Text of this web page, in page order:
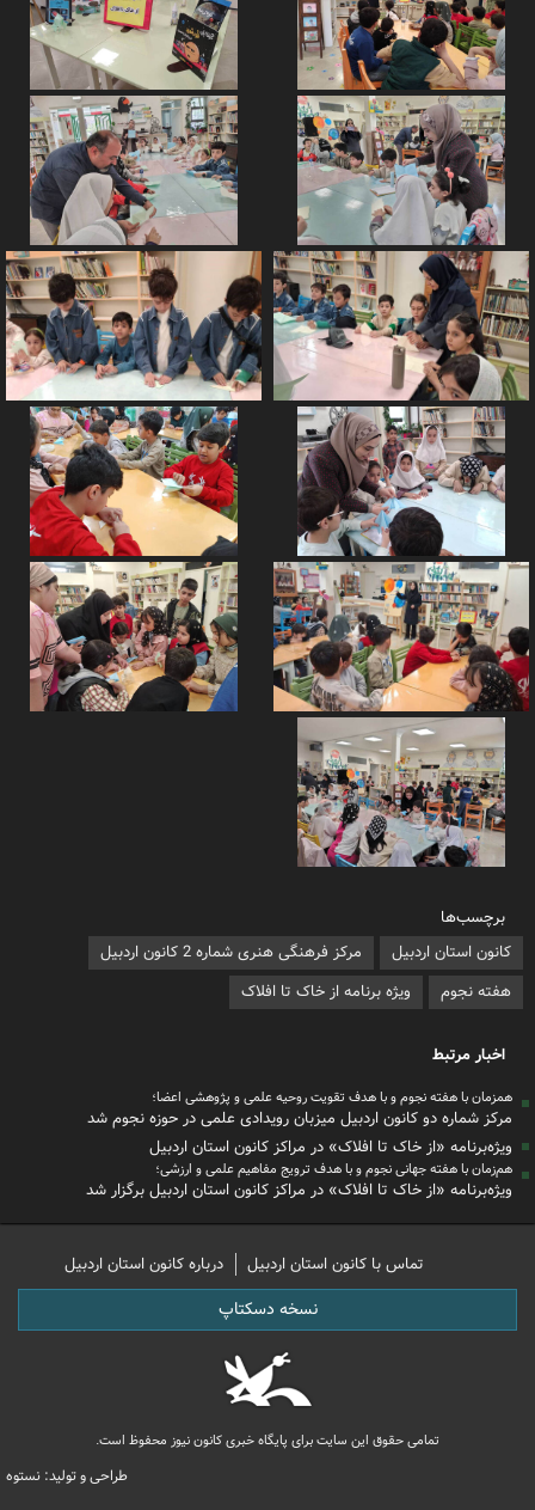
برچسب‌ها
کانون استان اردبیل
مرکز فرهنگی هنری شماره 2 کانون اردبیل
هفته نجوم
ویژه برنامه از خاک تا افلاک
اخبار مرتبط
همزمان با هفته نجوم و با هدف تقویت روحیه علمی و پژوهشی اعضا؛
مرکز شماره دو کانون اردبیل میزبان رویدادی علمی در حوزه نجوم شد
ویژه‌برنامه «از خاک تا افلاک» در مراکز کانون استان اردبیل
هم‌زمان با هفته جهانی نجوم و با هدف ترویج مفاهیم علمی و ارزشی؛
ویژه‌برنامه «از خاک تا افلاک» در مراکز کانون استان اردبیل برگزار شد
تماس با کانون استان اردبیل درباره کانون استان اردبیل
نسخه دسکتاپ
تمامی حقوق این سایت برای پایگاه خبری کانون نیوز محفوظ است.
طراحی و تولید: نستوه